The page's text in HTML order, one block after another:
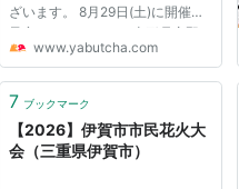
ざいます。 8月29日(土)に開催を
予定しておりました 山形県産野
菜を使ったフォカッチャ作りワー
のご家族のご事情により、 誠に
催...
www.yabutcha.com
7 ブックマーク
【2026】伊賀市市民花火大
会（三重県伊賀市）